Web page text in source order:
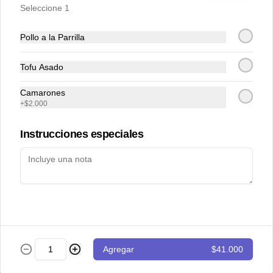
guacamole sobre tostada de pan de
$43.000
pico de gallo
Totopos especiales
Nachos con guacamole, pico de gallo,
carne desmechada y queso cheddar.
Seleccione 1
Pollo a la Parrilla
Tofu Asado
Camarones
+$2.000
Instrucciones especiales
Agregar $41.000